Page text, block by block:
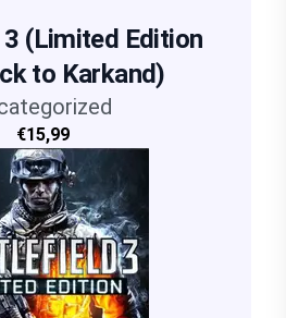
(Limited Edition
to Karkand)
€15,99